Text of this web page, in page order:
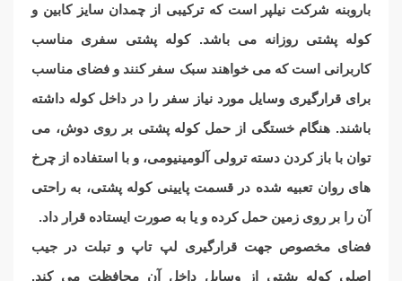
باروبنه شرکت نیلپر است که ترکیبی از چمدان سایز کابین و
کوله پشتی روزانه می باشد.کوله پشتی سفری مناسب
کاربرانی است که می خواهند سبک سفر کنند و فضای مناسب
برای قرارگیری وسایل مورد نیاز سفر را در داخل کوله داشته
باشند. هنگام خستگی از حمل کوله پشتی بر روی دوش، می
توان با باز کردن دسته ترولی آلومینیومی، و با استفاده از چرخ
های روان تعبیه شده در قسمت پایینی کوله پشتی، به راحتی
آن را بر روی زمین حمل کرده و یا به صورت ایستاده قرار داد.
فضای مخصوص جهت قرارگیری لپ تاپ و تبلت در جیب
اصلی کوله پشتی از وسایل داخل آن محافظت می کند.